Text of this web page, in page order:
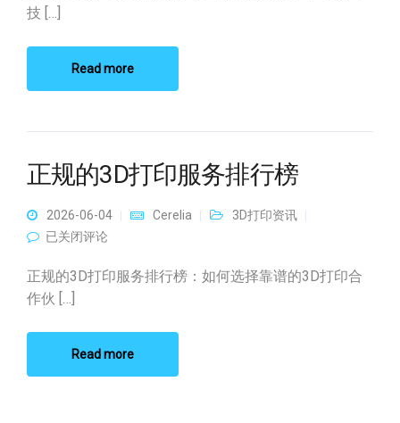
技 […]
Read more
正规的3D打印服务排行榜
2026-06-04 Cerelia
3D打印资讯
正规的3D打印服务排行榜
已关闭评论
正规的3D打印服务排行榜：如何选择靠谱的3D打印合
作伙 […]
Read more